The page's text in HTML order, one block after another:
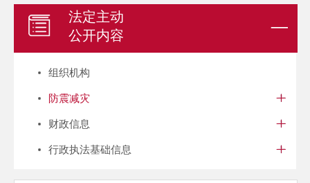
法定主动
公开内容
组织机构
防震减灾
财政信息
行政执法基础信息